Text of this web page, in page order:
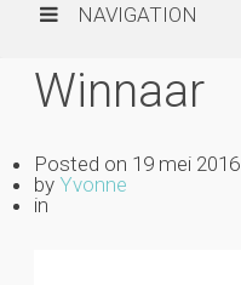
NAVIGATION
Winnaar
Posted on 19 mei 2016
by Yvonne
in